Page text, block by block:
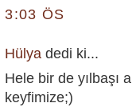
3:03 ÖS
Hülya dedi ki...
Hele bir de yılbaşı
keyfimize;)